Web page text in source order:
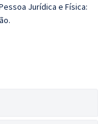
Jurídica e Física: